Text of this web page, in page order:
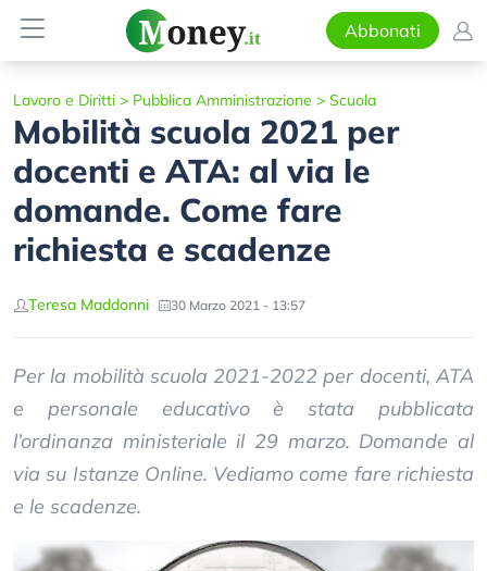
Abbonati
Lavoro e Diritti > Pubblica Amministrazione > Scuola
Mobilità scuola 2021 per
docenti e ATA: al via le
domande. Come fare
richiesta e scadenze
Teresa Maddonni 30 Marzo 2021 - 13:57
Per la mobilità scuola 2021-2022 per docenti, ATA
e personale educativo è stata pubblicata
l’ordinanza ministeriale il 29 marzo. Domande al
via su Istanze Online. Vediamo come fare richiesta
e le scadenze.